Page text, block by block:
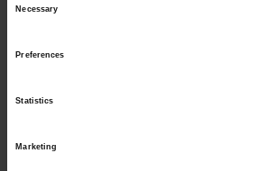
Necessary
Preferences
Statistics
Marketing
客製化膠合板解決方案可
一家全球性的採礦設備製造商需要一種更聰
裝和運送重型機械。透過改用客製化的膠合
面的現場包裝服務，該客戶成功將包裝成本降
2026年5月7日